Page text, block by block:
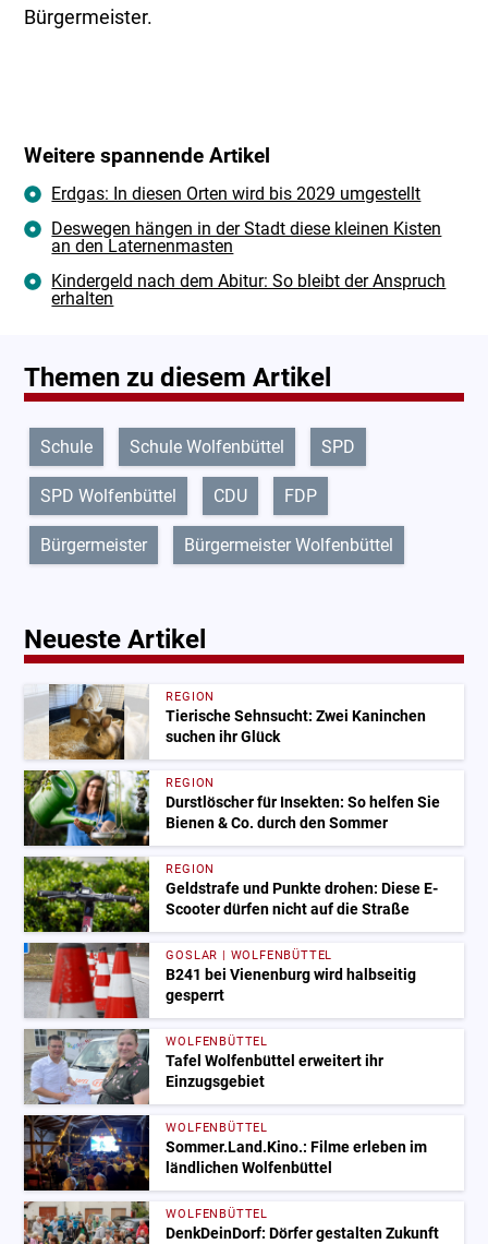
Bürgermeister.
Weitere spannende Artikel
Erdgas: In diesen Orten wird bis 2029 umgestellt
Deswegen hängen in der Stadt diese kleinen Kisten
an den Laternenmasten
Kindergeld nach dem Abitur: So bleibt der Anspruch
erhalten
Themen zu diesem Artikel
Schule Schule Wolfenbüttel SPD
SPD Wolfenbüttel CDU FDP
Bürgermeister Bürgermeister Wolfenbüttel
Neueste Artikel
REGION
Tierische Sehnsucht: Zwei Kaninchen
suchen ihr Glück
REGION
Durstlöscher für Insekten: So helfen Sie
Bienen & Co. durch den Sommer
REGION
Geldstrafe und Punkte drohen: Diese E-
Scooter dürfen nicht auf die Straße
GOSLAR | WOLFENBÜTTEL
B241 bei Vienenburg wird halbseitig
gesperrt
WOLFENBÜTTEL
Tafel Wolfenbüttel erweitert ihr
Einzugsgebiet
WOLFENBÜTTEL
Sommer.Land.Kino.: Filme erleben im
ländlichen Wolfenbüttel
WOLFENBÜTTEL
DenkDeinDorf: Dörfer gestalten Zukunft